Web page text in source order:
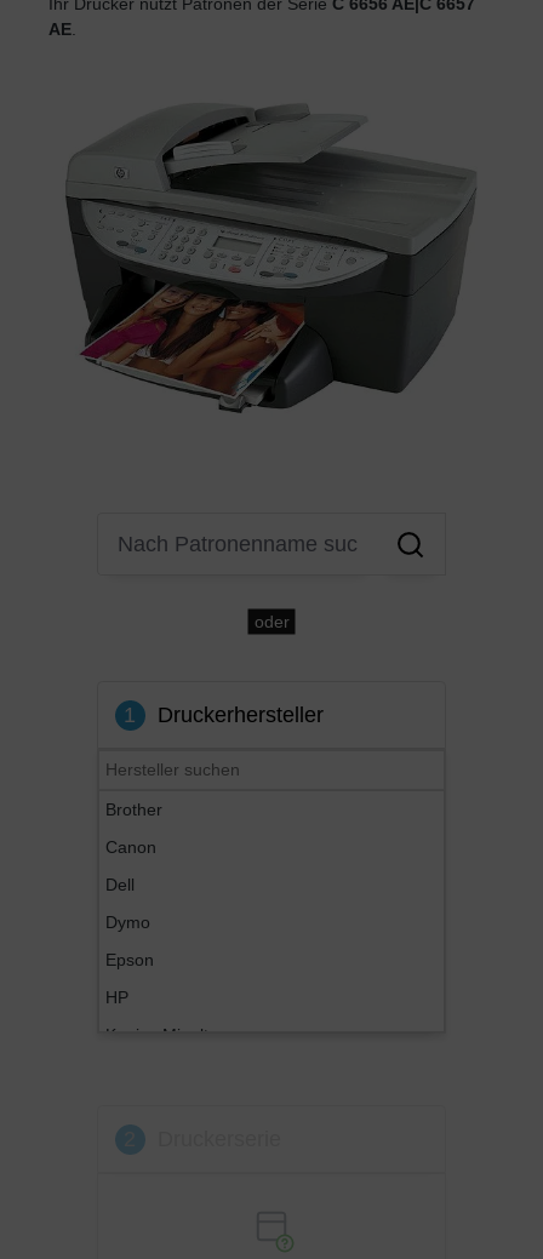
AE
oder
1 Druckerhersteller
Brother
Canon
Dell
Dymo
Epson
HP
Konica Minolta
OKI